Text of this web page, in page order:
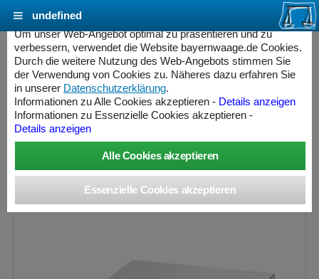
SARTORIUS BCE6200i-1S Entris® II
Präzisionswaage - interne Justierung - nicht
eichfähig
Wägebereich: 6200 g, Ablesbarkeit: 1 g, nicht eichfähig
Cookie Einstellungen - bayernwaage.de
Um unser Web-Angebot optimal zu präsentieren und zu
verbessern, verwendet die Website bayernwaage.de Cookies.
Durch die weitere Nutzung des Web-Angebots stimmen Sie
der Verwendung von Cookies zu. Näheres dazu erfahren Sie
in unserer Datenschutzerklärung.
Informationen zu Alle Cookies akzeptieren - Details anzeigen
Informationen zu Essenzielle Cookies akzeptieren -
Details anzeigen
undefined